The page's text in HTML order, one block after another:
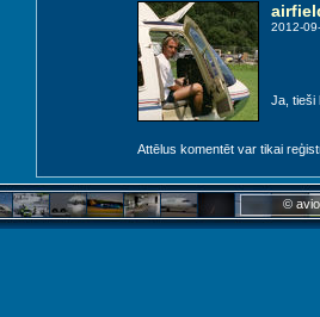
2012-
Ja, tieši
Attēlus komentēt var tikai
©